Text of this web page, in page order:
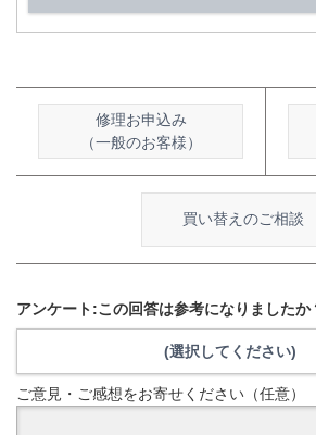
修理お申込み
（一般のお客様）
買い替えのご相談
アンケート:この回答は参考になりましたか
(選択してください)
ご意見・ご感想をお寄せください（任意）